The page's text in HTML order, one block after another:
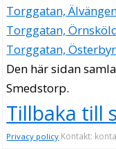
Torggatan,
Torggatan,
Torggatan,
Den här sidan
Smedstorp.
Tillbaka till
Privacy policy Kontakt: